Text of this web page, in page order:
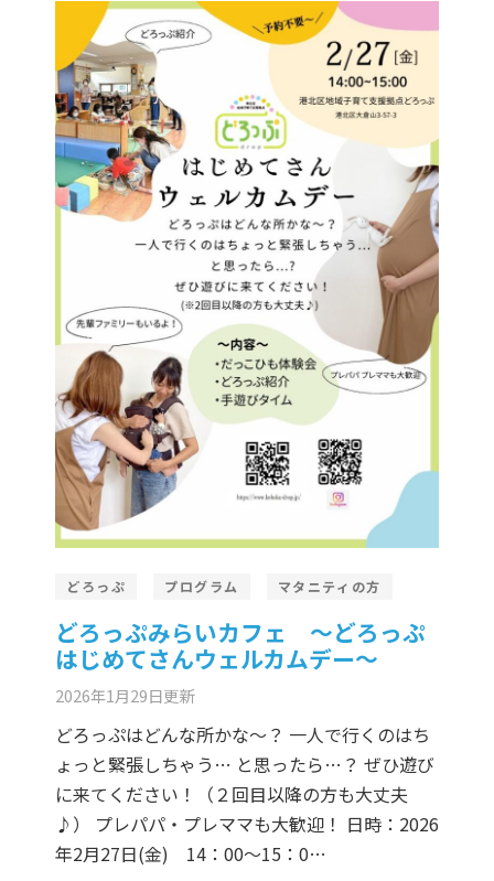
どろっぷ プログラム マタニティの方
どろっぷみらいカフェ ～どろっぷ
はじめてさんウェルカムデー～
2026年1月29日更新
どろっぷはどんな所かな～？ 一人で行くのはち
ょっと緊張しちゃう… と思ったら…？ ぜひ遊び
に来てください！（２回目以降の方も大丈夫
♪） プレパパ・プレママも大歓迎！ 日時：2026
年2月27日(金) 14：00～15：0…